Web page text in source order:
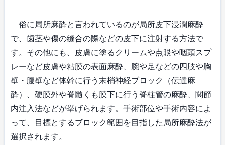
俗に局所麻酔と言われているのが局所皮下浸潤麻酔
で、歯茎や傷の縫合の際などの皮下に注射する方法で
す。その他にも、皮膚に塗るクリームや点眼や咽頭スプ
レーなど皮膚や粘膜の表面麻酔、腕や足などの四肢や胸
壁・腹壁など体幹に行う末梢神経ブロック（伝達麻
酔）、硬膜外や脊髄くも膜下に行う脊柱管の麻酔、関節
内注入法などが挙げられます。手術部位や手術内容によ
って、目標とするブロック範囲を目指した局所麻酔法が
選択されます。